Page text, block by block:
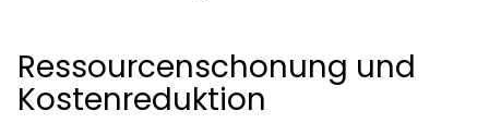
Ressourcenschonung und
Kostenreduktion